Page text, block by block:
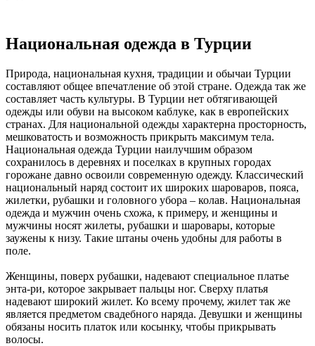
Национальная одежда в Турции
Природа, национальная кухня, традиции и обычаи Турции
составляют общее впечатление об этой стране. Одежда так же
составляет часть культуры. В Турции нет обтягивающей
одежды или обуви на высоком каблуке, как в европейских
странах. Для национальной одежды характерна просторность,
мешковатость и возможность прикрыть максимум тела.
Национальная одежда Турции наилучшим образом
сохранилось в деревнях и поселках в крупных городах
горожане давно освоили современную одежду. Классический
национальный наряд состоит их широких шароваров, пояса,
жилетки, рубашки и головного убора – колав. Национальная
одежда и мужчин очень схожа, к примеру, и женщины и
мужчины носят жилеты, рубашки и шаровары, которые
заужены к низу. Такие штаны очень удобны для работы в
поле.
Женщины, поверх рубашки, надевают специальное платье
энта-ри, которое закрывает пальцы ног. Сверху платья
надевают широкий жилет. Ко всему прочему, жилет так же
является предметом свадебного наряда. Девушки и женщины
обязаны носить платок или косынку, чтобы прикрывать
волосы.